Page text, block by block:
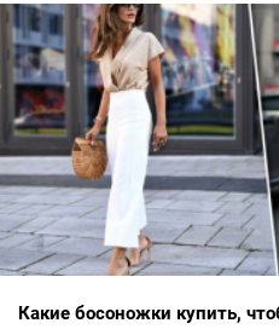
Какие босоножки купить,